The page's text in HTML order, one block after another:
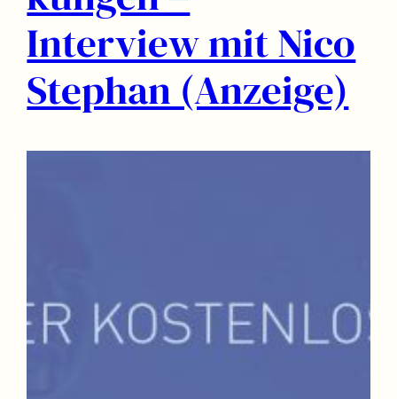
Interview mit Nico
Stephan (Anzeige)